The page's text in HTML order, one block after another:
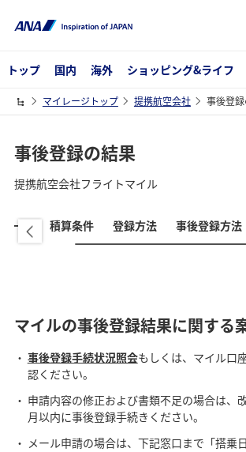
トップ 国内 海外 ショッピング&ライフ
マイレージトップ 提携航空会社 事後登
事後登録の結果
提携航空会社フライトマイル
一覧 積算条件 登録方法 事後登録方法
マイルの事後登録結果に関する
事後登録手続状況照会もしくは、マイル口
認ください。
申請内容の修正および書類不足の場合は、
月以内に事後登録手続きください。
メール申請の場合は、下記窓口まで「搭乗